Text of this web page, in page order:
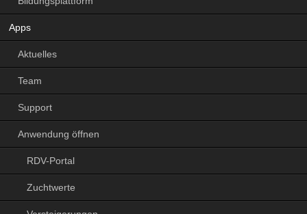
Apps
Aktuelles
Team
Support
Anwendung öffnen
RDV-Portal
Zuchtwerte